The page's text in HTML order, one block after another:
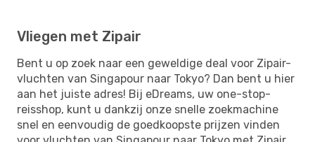
Vliegen met Zipair
Bent u op zoek naar een geweldige deal voor Zipair-
vluchten van Singapour naar Tokyo? Dan bent u hier
aan het juiste adres! Bij eDreams, uw one-stop-
reisshop, kunt u dankzij onze snelle zoekmachine
snel en eenvoudig de goedkoopste prijzen vinden